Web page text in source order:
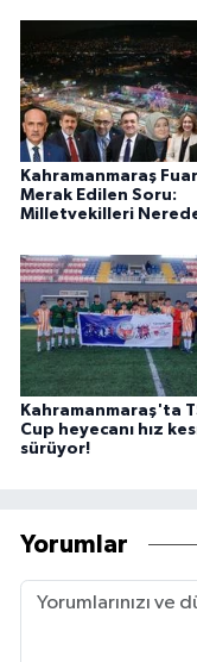
Kahramanmaraş
Merak Edilen Soru:
Milletvekilleri
Kahramanmaraş'ta
Cup heyecanı hız
sürüyor!
Yorumlar